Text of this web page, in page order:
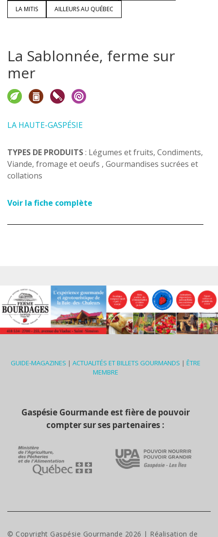
LA MITIS AILLEURS AU QUÉBEC
La Sablonnée, ferme sur
mer
LA HAUTE-GASPÉSIE
TYPES DE PRODUITS: Légumes et fruits, Condiments,
Viande, fromage et oeufs , Gourmandises sucrées et
collations
Voir la fiche complète
GUIDE-MAGAZINES | ACTUALITÉS ET BILLETS GOURMANDS | ÊTRE
MEMBRE
Gaspésie Gourmande est fière de pouvoir
compter sur ses partenaires :
© Copyright Gaspésie Gourmande 2026 | Réalisation de